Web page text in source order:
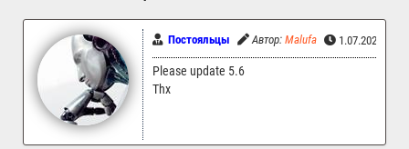
Постояльцы Автор: Malufa 1.07.2026
Please update 5.6
Thx